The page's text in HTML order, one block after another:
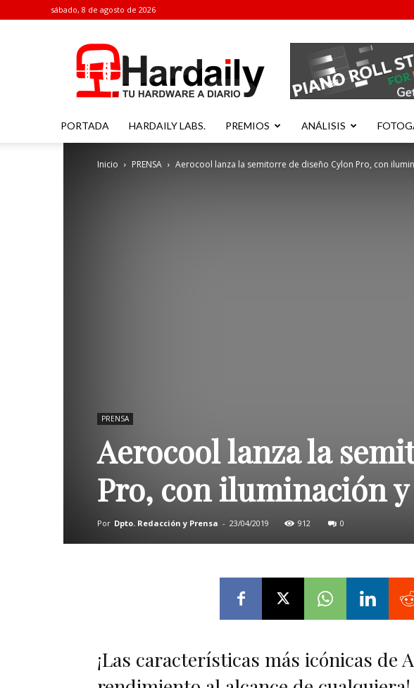
sábado, 8 de agosto de 2026
PORTADA HARDAILY LABS. PREMIOS ANÁLISIS
Inicio PRENSA Aerocool lanza la semitorre de diseño Cylon Pro, con
PRENSA
Aerocool lanza la
Pro, con iluminación
Por Dpto. Redacción y Prensa - 23/04/2019 912 0
¡Las características más icónicas